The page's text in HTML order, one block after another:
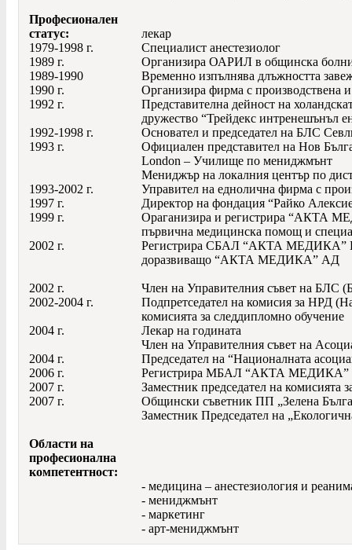
Професионален
статус:
лекар
1979-1998 г.
Специалист анестезиолог
1989 г.
Организира ОАРИЛ в общинска
1989-1990
Временно изпълнява длъжността
1990 г.
Организира фирма с производствена
1992 г.
Представителна дейност на
дружество “Трейдекс интренешънъл
1992-1998 г.
Основател и председател на БЛС
1993 г.
Официален представител на Нов
London – Училище по мениджмънт
Мениджър на локалния център по
1993-2002 г.
Управител на еднолична фирма с
1997 г.
Директор на фондация “Райко
1999 г.
Ораганизира и регистрира “АКТА
първична медицинска помощ и
2002 г.
Регистрира СБАЛ “АКТА МЕДИКА”
доразвиващо “АКТА МЕДИКА” АД
2002 г.
Член на Управителния съвет на БЛС
2002-2004 г.
Подпретседател на комисия за НРД
комисията за следдипломно обучение
2004 г.
Лекар на годината
Член на Управителния съвет на
2004 г.
Председател на “Националната
2006 г.
Регистрира МБАЛ “АКТА МЕДИКА”
2007 г.
Заместник председател на
2007 г.
Общински съветник ПП „Зелена
Заместник Председател на
Области на
професионална
компетентност:
- медицина – анестезиология и
- мениджмънт
- маркетинг
- арт-мениджмънт